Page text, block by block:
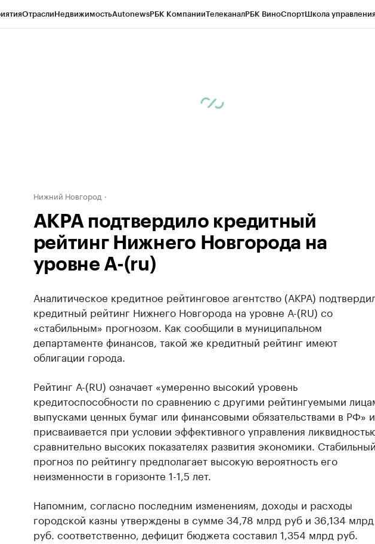
ОтраслиНедвижимостьAutonewsРБК КомпанииТелеканалРБК ВиноСпортШкола
Нижний Новгород
АКРА подтвердило кредитный
рейтинг Нижнего Новгорода на
уровне А-(ru)
Аналитическое кредитное рейтинговое агентство (АКРА)
кредитный рейтинг Нижнего Новгорода на уровне А-(RU) со
«стабильным» прогнозом. Как сообщили в муниципальном
департаменте финансов, такой же кредитный рейтинг имеют
облигации города.
Рейтинг А-(RU) означает «умеренно высокий уровень
кредитоспособности по сравнению с другими рейтингуемыми
выпусками ценных бумаг или финансовыми обязательствами в РФ» и
присваивается при условии эффективного управления
сравнительно высоких показателях развития экономики. Стабильный
прогноз по рейтингу предполагает высокую вероятность его
неизменности в горизонте 1-1,5 лет.
Напомним, согласно последним изменениям, доходы и расходы
городской казны утверждены в сумме 34,78 млрд руб и 36,134 млрд
руб. соответственно, дефицит бюджета составил 1,354 млрд руб.